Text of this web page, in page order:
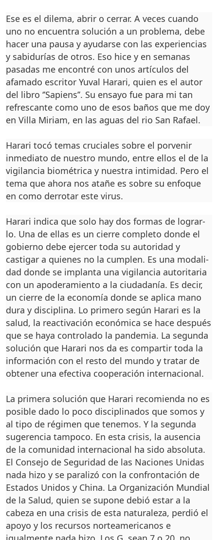
Ese es el dilema, abrir o ce­rrar. A veces cuando
uno no encuentra solución a un pro­blema, debe
hacer una pausa y ayudarse con las experien­cias
y sabidurías de otros. Eso hice y en semanas
pasadas me encontré con unos artícu­los del
afamado escritor Yu­val Harari, quien es el autor
del libro ‘’Sapiens’’. Su ensayo fue para mi tan
refrescante como uno de esos baños que me doy
en Villa Miriam, en las aguas del rio San Rafael.
Harari tocó temas crucia­les sobre el porvenir
inme­diato de nuestro mundo, en­tre ellos el de la
vigilancia biométrica y nuestra intimi­dad. Pero el
tema que aho­ra nos atañe es sobre su en­foque
en como derrotar este virus.
Harari indica que solo hay dos formas de lograr­
lo. Una de ellas es un cierre completo donde el
gobierno debe ejercer toda su autori­dad y
castigar a quienes no la cumplen. Es una modali­
dad donde se implanta una vigilancia autoritaria
con un apoderamiento a la ciuda­danía. Es decir,
un cierre de la economía donde se apli­ca mano
dura y disciplina. Lo primero según Harari es la
salud, la reactivación eco­nómica se hace después
que se haya controlado la pan­demia. La segunda
solución que Harari nos da es com­partir toda la
información con el resto del mundo y tra­tar de
obtener una efectiva cooperación internacional.
La primera solución que Harari recomienda no es
po­sible dado lo poco discipli­nados que somos y
al tipo de régimen que tenemos. Y la se­gunda
sugerencia tampoco. En esta crisis, la ausencia
de la comunidad internacional ha sido absoluta.
El Conse­jo de Seguridad de las Nacio­nes Unidas
nada hizo y se pa­ralizó con la confrontación de
Estados Unidos y China. La Organización Mundial
de la Salud, quien se supone debió estar a la
cabeza en una cri­sis de esta naturaleza, perdió el
apoyo y los recursos norte­americanos e